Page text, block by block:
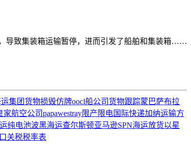
，导致集装箱运输暂停，进而引发了船舶和集装箱……
集团货物损毁仿牌oocl船公司货物跟踪蒙巴萨布拉
家航空公司 papawestray限产限电国际快递加纳运输方
纯电池波黑海运查尔斯顿亚马逊SPN海运放货以星
关税税率表